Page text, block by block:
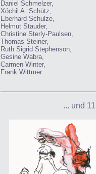
Daniel Schmelzer,
Xóchil A. Schütz,
Eberhard Schulze,
Helmut Stauder,
Christine Sterly-Paulsen,
Thomas Steiner,
Ruth Sigrid Stephenson,
Gesine Wabra,
Carmen Winter,
Frank Wittmer
... und